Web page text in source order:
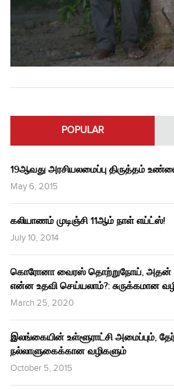
POPULAR
19ஆவது அரசியலமைப்பு திருத்தம்
May 6, 2015
கலியாணம் முடிஞ்சி 11ஆம் நாள் எய்ட்ஸ்!
July 10, 2014
கொரோனா வைரஸ் தொற்றுநோய், அதன்
என்ன உதவி செய்யலாம்?: சுருக்கமான
March 25, 2020
இலங்கையின் உள்ளூராட்சி அமைப்பும்,
நல்லாளுகைக்கான வழிகளும்
October 5, 2015